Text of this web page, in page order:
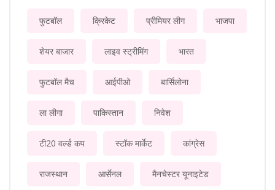
फुटबॉल क्रिकेट प्रीमियर लीग भाजपा
शेयर बाजार लाइव स्ट्रीमिंग भारत
फुटबॉल मैच आईपीओ बार्सिलोना
ला लीगा पाकिस्तान निवेश
टी20 वर्ल्ड कप स्टॉक मार्केट कांग्रेस
राजस्थान आर्सेनल मैनचेस्टर यूनाइटेड